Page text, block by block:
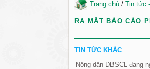
Trang chủ / Tin tức
RA MẮT BÁO CÁO
TIN TỨC KHÁC
Nông dân ĐBSCL đang